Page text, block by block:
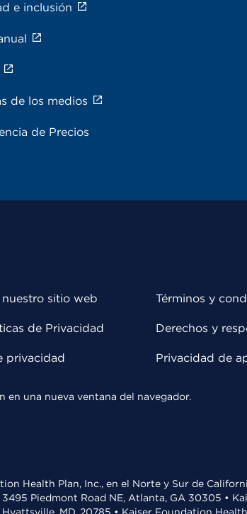
e inclusión
de los medios
de Precios
sitio web
de Privacidad
privacidad
Términos y
Derechos y
Privacidad de
en una nueva ventana del navegador.
Health Plan, Inc., en el Norte y Sur de
Piedmont Road NE, Atlanta, GA 30305 •